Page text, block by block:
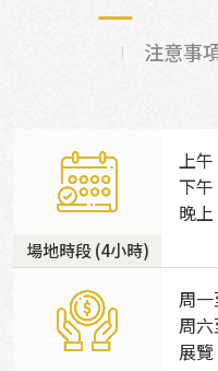
注意事
場地時段 (4小時)
上
下午
晚
周
周
展